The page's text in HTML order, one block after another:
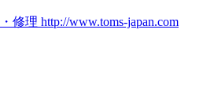
修理 http://www.toms-japan.com